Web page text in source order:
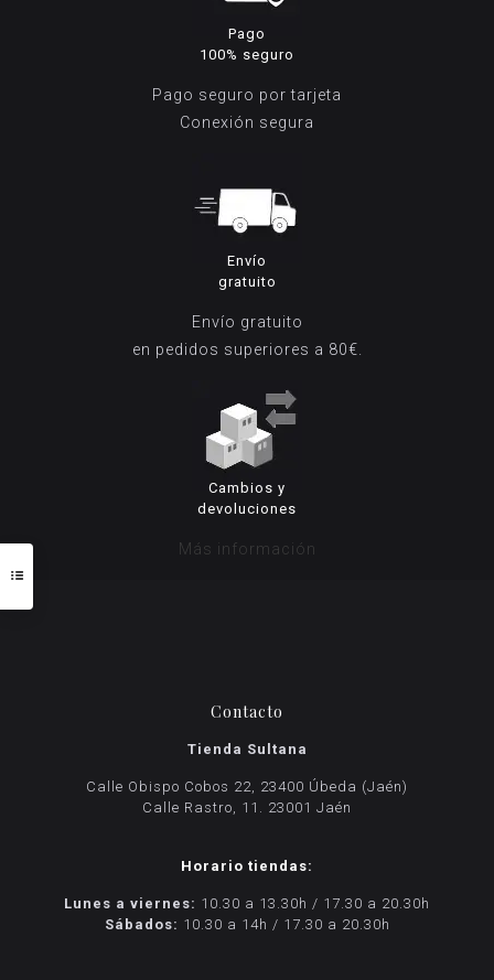
Pago
100% seguro
Pago seguro por tarjeta
Conexión segura
Envío
gratuito
Envío gratuito
en pedidos superiores a 80€.
Cambios y
devoluciones
Más información
Contacto
Tienda Sultana
Calle Obispo Cobos 22, 23400 Úbeda (Jaén)
Calle Rastro, 11. 23001 Jaén
Horario tiendas:
Lunes a viernes: 10.30 a 13.30h / 17.30 a 20.30h
Sábados: 10.30 a 14h / 17.30 a 20.30h